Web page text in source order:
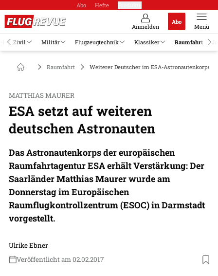
Abo Hefte
Anmelden
Abo
Menü
Zivil Militär Flugzeugtechnik Klassiker Raumfahrt
Raumfahrt Weiterer Deutscher im ESA-Astronautenkorps
MATTHIAS MAURER
ESA setzt auf weiteren
deutschen Astronauten
Das Astronautenkorps der europäischen
Raumfahrtagentur ESA erhält Verstärkung: Der
Saarländer Matthias Maurer wurde am
Donnerstag im Europäischen
Raumflugkontrollzentrum (ESOC) in Darmstadt
vorgestellt.
Ulrike Ebner
Veröffentlicht am 02.02.2017